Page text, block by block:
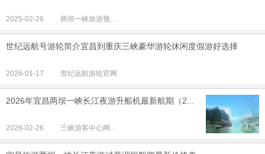
2025-02-26 两坝一峡旅游预订中心
世纪远航号游轮简介宜昌到重庆三峡豪华游轮休闲度假游好选择
2026-01-17 世纪远航游轮官网
2026年宜昌两坝一峡长江夜游升船机最新航期（2...
2026-02-26 三峡游客中心网上营业厅